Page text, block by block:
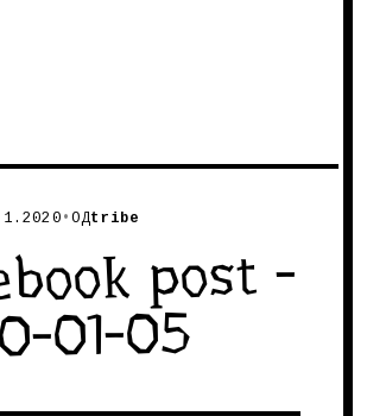
•ОДtribe
post -
01-05